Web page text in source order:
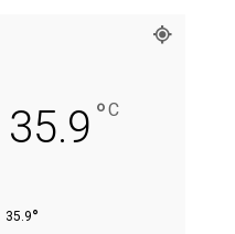
35.9 °C
35.9°